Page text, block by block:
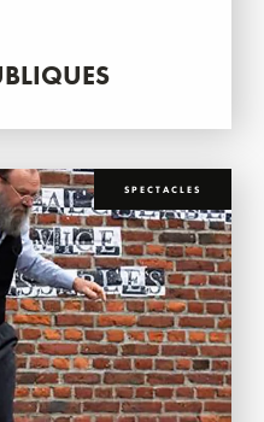
SPECTACLES